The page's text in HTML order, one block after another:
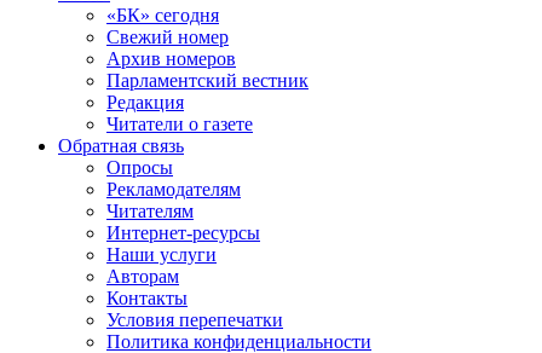
«БК» сегодня
Свежий номер
Архив номеров
Парламентский вестник
Редакция
Читатели о газете
Обратная связь
Опросы
Рекламодателям
Читателям
Интернет-ресурсы
Наши услуги
Авторам
Контакты
Условия перепечатки
Политика конфиденциальности